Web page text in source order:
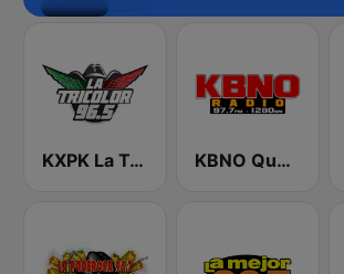
KXPK La Tricolor 96.5 FM KBNO Qué Bueno 97.7 FM